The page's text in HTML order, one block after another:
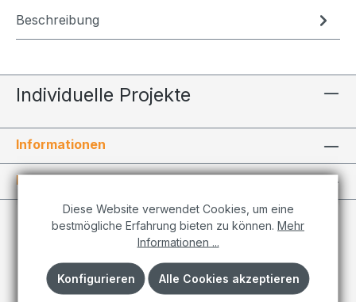
Beschreibung
Individuelle Projekte
Informationen
Kundenkonto
Diese Website verwendet Cookies, um eine
bestmögliche Erfahrung bieten zu können. Mehr
Informationen ...
Konfigurieren Alle Cookies akzeptieren